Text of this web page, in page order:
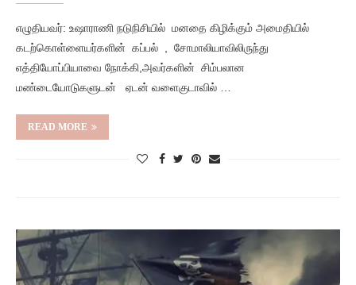
எழுதியவர்: உஷாராணி நடுநிசியில் மனதை கிழிக்கும் அமைதியில்
கடற்கொள்ளையர்களின் கப்பல் , சோமாலியாவிலிருந்து
எத்தியோப்பியாவை நோக்கி,அவர்களின் சிம்பலான
மண்டையோடுகளுடன் ஏடன் வளைகுடாவில் …
READ MORE